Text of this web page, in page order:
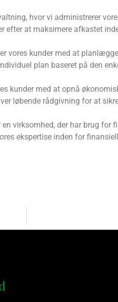
hvor vi administrerer
at maksimere afkastet
vores kunder med at
plan baseret på den
med at opnå
løbende rådgivning for at
virksomhed, der har brug
ekspertise inden for